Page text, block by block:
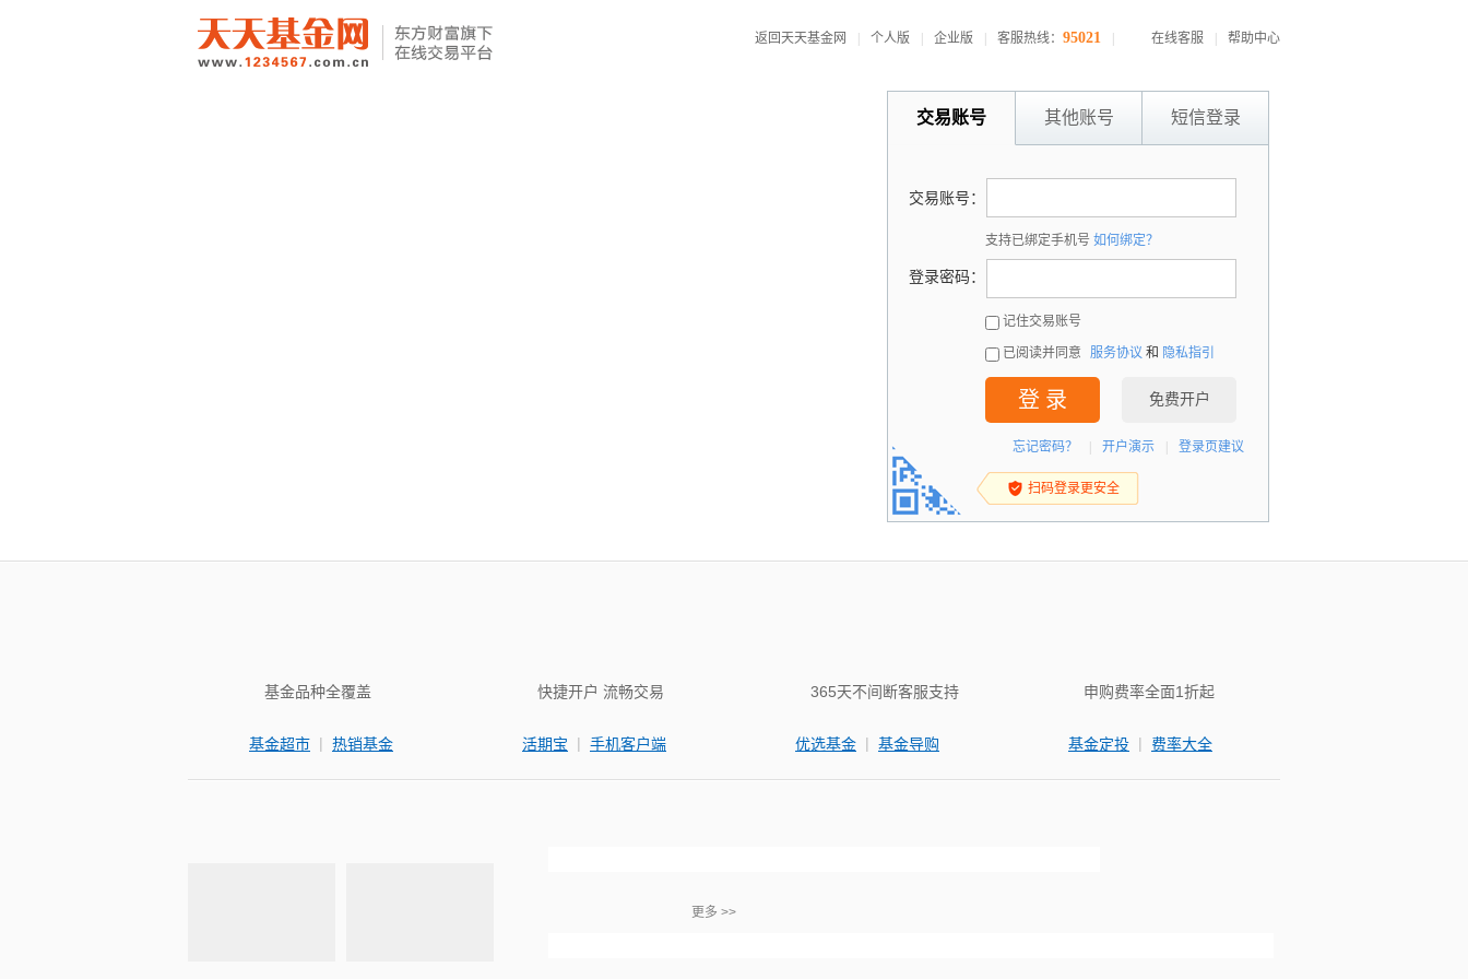
返回天天基金网 个人版 企业版 客服热线： 95021 在线客服 帮助中心
交易账号 其他账号 短信登录
交易账号：
支持已绑定手机号 如何绑定？
登录密码：
记住交易账号
已阅读并同意 服务协议 和 隐私指引
登 录 免费开户
忘记密码？ 开户演示 登录页建议
扫码登录更安全
基金品种全覆盖
基金超市 | 热销基金
快捷开户 流畅交易
活期宝 | 手机客户端
365天不间断客服支持
优选基金 | 基金导购
申购费率全面1折起
基金定投 | 费率大全
更多 >>